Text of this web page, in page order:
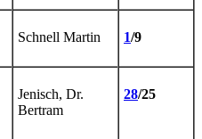
Schnell Martin 1/9
Jenisch, Dr.
Bertram
28/25